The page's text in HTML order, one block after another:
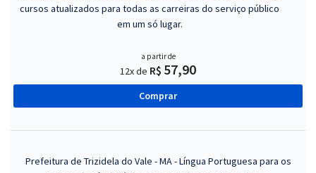
cursos atualizados para todas as carreiras do serviço público
em um só lugar.
a partir de
12x de R$ 57,90
Comprar
Prefeitura de Trizidela do Vale - MA - Língua Portuguesa para os